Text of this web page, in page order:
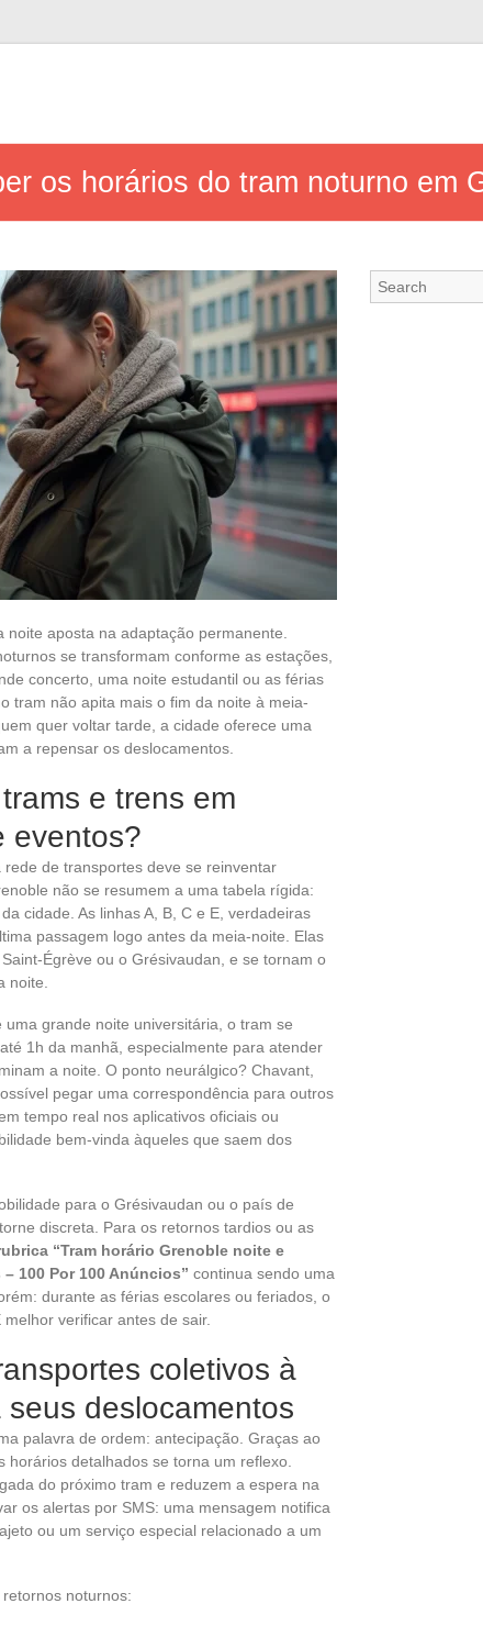
os horários do tram noturno em
aposta na adaptação permanente.
se transformam conforme as estações,
concerto, uma noite estudantil ou as férias
tram não apita mais o fim da noite à meia-
quer voltar tarde, a cidade oferece uma
a repensar os deslocamentos.
e trens em
eventos?
de transportes deve se reinventar
não se resumem a uma tabela rígida:
cidade. As linhas A, B, C e E, verdadeiras
passagem logo antes da meia-noite. Elas
Égrève ou o Grésivaudan, e se tornam o
noite.
grande noite universitária, o tram se
1h da manhã, especialmente para atender
a noite. O ponto neurálgico? Chavant,
pegar uma correspondência para outros
tempo real nos aplicativos oficiais ou
bem-vinda àqueles que saem dos
para o Grésivaudan ou o país de
discreta. Para os retornos tardios ou as
“Tram horário Grenoble noite e
100 Por 100 Anúncios” continua sendo uma
durante as férias escolares ou feriados, o
verificar antes de sair.
coletivos à
deslocamentos
palavra de ordem: antecipação. Graças ao
detalhados se torna um reflexo.
do próximo tram e reduzem a espera na
os alertas por SMS: uma mensagem notifica
ou um serviço especial relacionado a um
noturnos: